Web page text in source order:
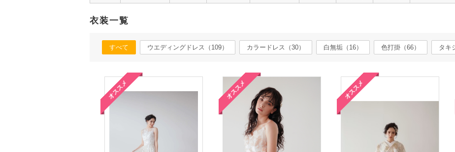
衣装一覧
すべて ウエディングドレス（109） カラードレス（30） 白無垢（16） 色打掛（66） タキ
オススメ オススメ オススメ